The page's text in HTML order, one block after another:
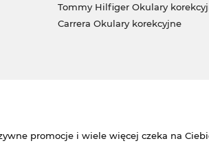
Tommy Hilfiger Okulary
Carrera Okulary korekcyjne
promocje i wiele więcej czeka na